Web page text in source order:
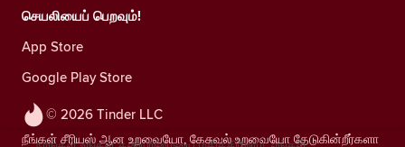
© 2026 Tinder LLC
நீங்கள் சீரியஸ் ஆன உறவையோ, கேசுவல் உறவையோ தேடுகின்றீர்களா
செயலியைப் பெறவும்!
App Store
Google Play Store